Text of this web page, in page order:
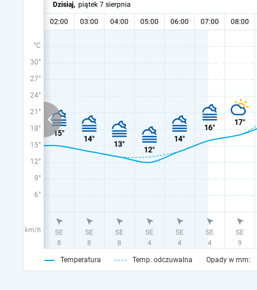
°C
30°
27°
24°
21°
18°
15°
12°
9°
6°
km/h
Temperatura Temp. odczuwalna Opady w mm: